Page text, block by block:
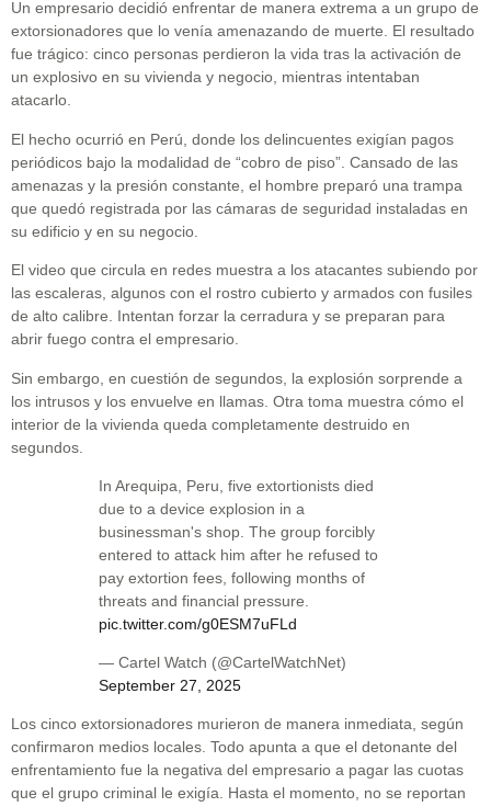
Un empresario decidió enfrentar de manera extrema a un grupo de
extorsionadores que lo venía amenazando de muerte. El resultado
fue trágico: cinco personas perdieron la vida tras la activación de
un explosivo en su vivienda y negocio, mientras intentaban
atacarlo.
El hecho ocurrió en Perú, donde los delincuentes exigían pagos
periódicos bajo la modalidad de “cobro de piso”. Cansado de las
amenazas y la presión constante, el hombre preparó una trampa
que quedó registrada por las cámaras de seguridad instaladas en
su edificio y en su negocio.
El video que circula en redes muestra a los atacantes subiendo por
las escaleras, algunos con el rostro cubierto y armados con fusiles
de alto calibre. Intentan forzar la cerradura y se preparan para
abrir fuego contra el empresario.
Sin embargo, en cuestión de segundos, la explosión sorprende a
los intrusos y los envuelve en llamas. Otra toma muestra cómo el
interior de la vivienda queda completamente destruido en
segundos.
In Arequipa, Peru, five extortionists died
due to a device explosion in a
businessman's shop. The group forcibly
entered to attack him after he refused to
pay extortion fees, following months of
threats and financial pressure.
pic.twitter.com/g0ESM7uFLd
— Cartel Watch (@CartelWatchNet)
September 27, 2025
Los cinco extorsionadores murieron de manera inmediata, según
confirmaron medios locales. Todo apunta a que el detonante del
enfrentamiento fue la negativa del empresario a pagar las cuotas
que el grupo criminal le exigía. Hasta el momento, no se reportan